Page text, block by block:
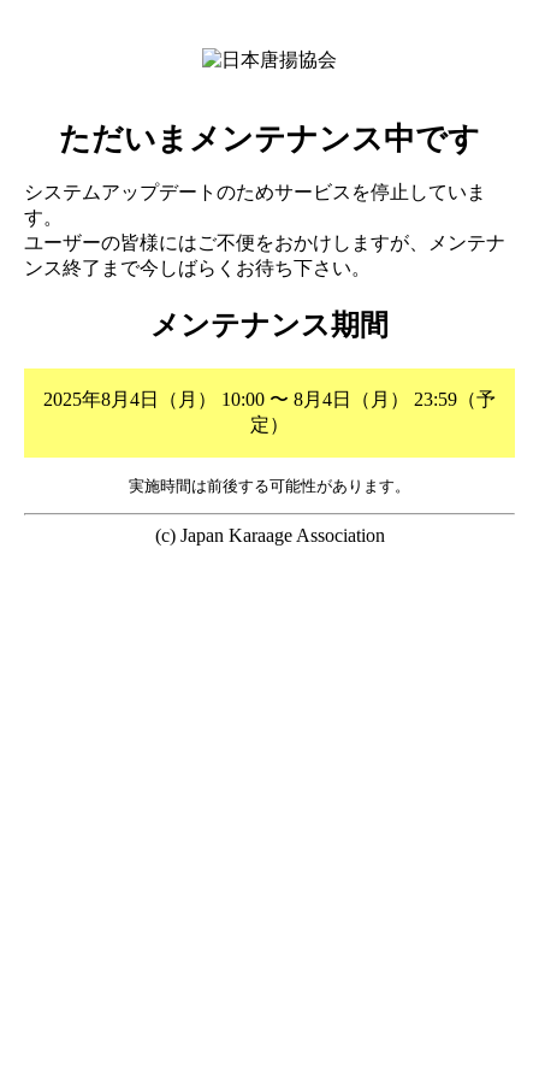
ただいまメンテナンス中です
システムアップデートのためサービスを停止していま
す。
ユーザーの皆様にはご不便をおかけしますが、メンテナ
ンス終了まで今しばらくお待ち下さい。
メンテナンス期間
2025年8月4日（月） 10:00 〜 8月4日（月） 23:59（予
定）
実施時間は前後する可能性があります。
(c) Japan Karaage Association